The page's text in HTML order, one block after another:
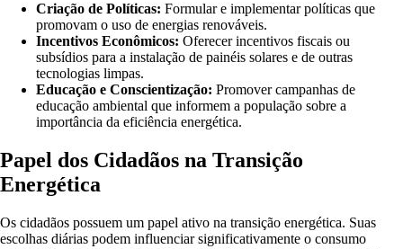
Criação de Políticas: Formular e implementar políticas que
promovam o uso de energias renováveis.
Incentivos Econômicos: Oferecer incentivos fiscais ou
subsídios para a instalação de painéis solares e de outras
tecnologias limpas.
Educação e Conscientização: Promover campanhas de
educação ambiental que informem a população sobre a
importância da eficiência energética.
Papel dos Cidadãos na Transição
Energética
Os cidadãos possuem um papel ativo na transição energética. Suas
escolhas diárias podem influenciar significativamente o consumo